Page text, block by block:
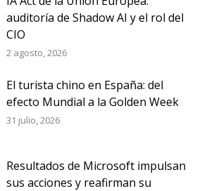
auditoría de Shadow AI y el rol del
CIO
2 agosto, 2026
El turista chino en España: del
efecto Mundial a la Golden Week
31 julio, 2026
Resultados de Microsoft impulsan
sus acciones y reafirman su